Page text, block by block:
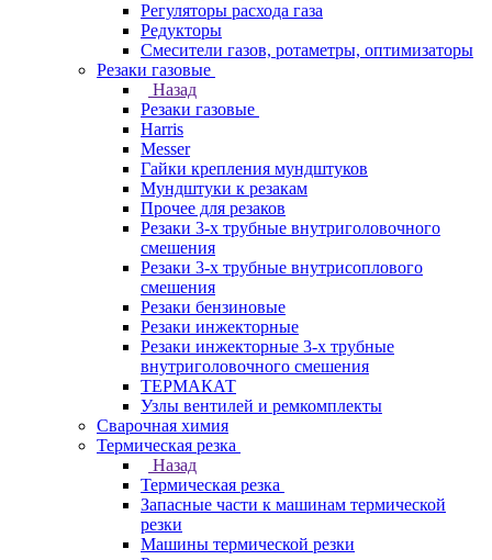
Регуляторы расхода газа
Редукторы
Смесители газов, ротаметры, оптимизаторы
Резаки газовые
Назад
Резаки газовые
Harris
Messer
Гайки крепления мундштуков
Мундштуки к резакам
Прочее для резаков
Резаки 3-х трубные внутриголовочного
смешения
Резаки 3-х трубные внутрисоплового
смешения
Резаки бензиновые
Резаки инжекторные
Резаки инжекторные 3-х трубные
внутриголовочного смешения
ТЕРМАКАТ
Узлы вентилей и ремкомплекты
Сварочная химия
Термическая резка
Назад
Термическая резка
Запасные части к машинам термической
резки
Машины термической резки